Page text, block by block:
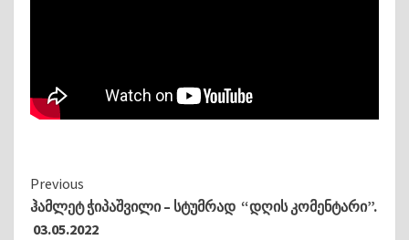
Continue
Reading
Previous
ჰამლეტ ჭიპაშვილი – სტუმრად “დღის კომენტარი”.
03.05.2022